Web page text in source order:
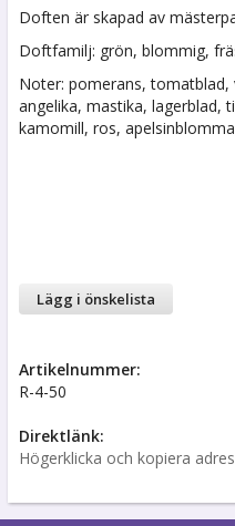
Doften är skapad av
Doftfamilj: grön, blommig,
Noter: pomerans, tomatblad,
angelika, mastika, lagerblad,
kamomill, ros,
Lägg i önskelista
Artikelnummer:
R-4-50
Direktlänk:
Högerklicka och kopiera